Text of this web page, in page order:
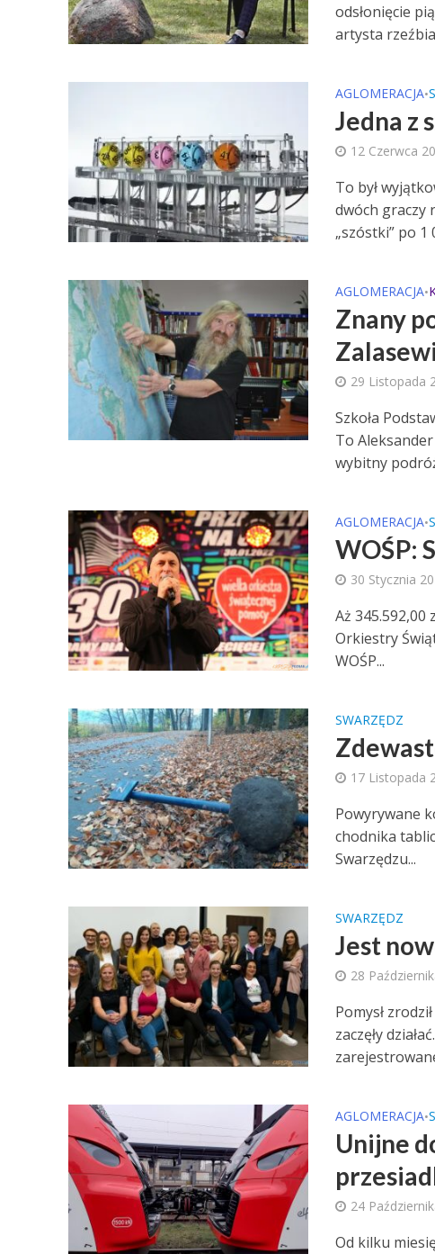
odsłonięcie
artysta
AGLOMERACJA•
Jedna z
12 Czerwca
To był
dwóch graczy
„szóstki” po 1
AGLOMERACJA•
Znany
29 Listopada
Szkoła
To
wybitny
AGLOMERACJA•
WOŚP:
30 Stycznia
Aż 345.592,00
Orkiestry
WOŚP...
SWARZĘDZ
17 Listopada
Powyrywane
chodnika
Swarzędzu...
SWARZĘDZ
Jest
28
Pomysł
zaczęły
AGLOMERACJA•
Unijne
24
Od kilku